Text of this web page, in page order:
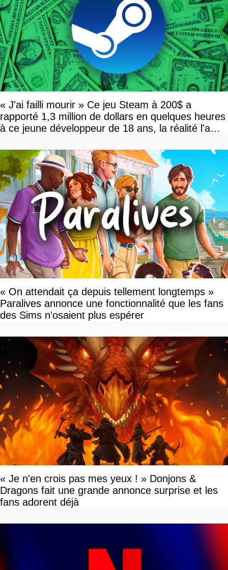
« J'ai failli mourir » Ce jeu Steam à 200$ a
rapporté 1,3 million de dollars en quelques heures
à ce jeune développeur de 18 ans, la réalité l'a
« On attendait ça depuis tellement longtemps »
Paralives annonce une fonctionnalité que les fans
des Sims n'osaient plus espérer
« Je n'en crois pas mes yeux ! » Donjons &
Dragons fait une grande annonce surprise et les
fans adorent déjà